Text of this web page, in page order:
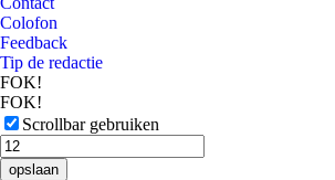
Colofon
Feedback
Tip de redactie
FOK!
FOK!
Scrollbar gebruiken
opslaan